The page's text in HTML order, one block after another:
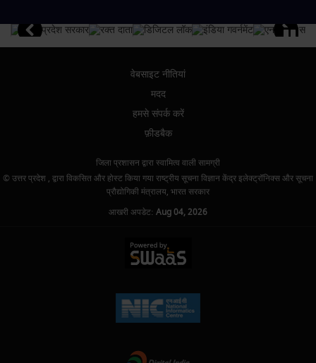
वेबसाइट नीतियां
मदद
हमसे संपर्क करें
फ़ीडबैक
जिला प्रशासन द्वारा स्वामित्व वाली सामग्री
© उत्तर प्रदेश , द्वारा विकसित और होस्ट किया गया राष्ट्रीय सूचना विज्ञान केंद्र इलेक्ट्रॉनिक्स और सूचना
प्रौद्योगिकी मंत्रालय, भारत सरकार
आखरी अपडेट: Aug 04, 2026